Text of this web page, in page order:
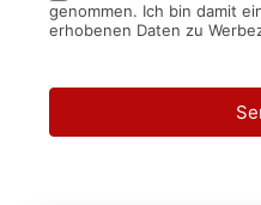
genommen. Ich bin damit
erhobenen Daten zu